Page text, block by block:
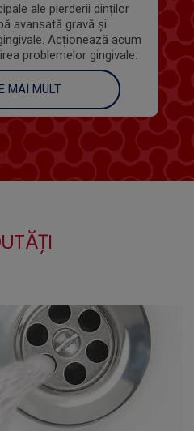
ale pierderii dinților
avansată gravă și
Acționează acum
problemelor gingivale.
MAI MULT